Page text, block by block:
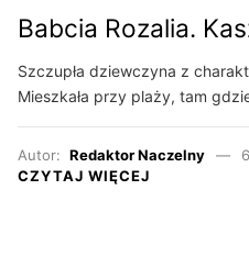
Babcia Rozalia.
Szczupła dziewczyna z
Mieszkała przy plaży, tam
Autor: Redaktor Naczelny
CZYTAJ WIĘCEJ